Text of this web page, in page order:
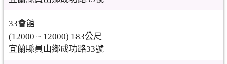
33會館
(12000 ~ 12000) 183公尺
宜蘭縣員山鄉成功路33號